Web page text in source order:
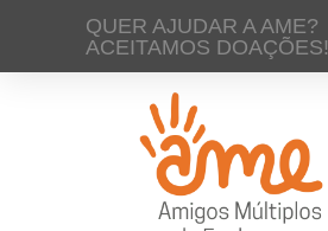
QUER AJUDAR A AME?
ACEITAMOS DOAÇÕES!